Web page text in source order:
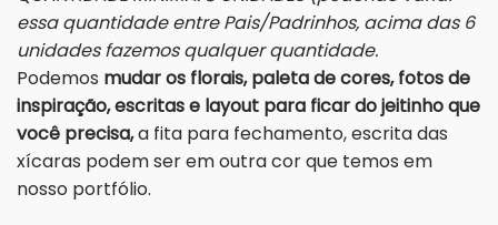
essa quantidade entre Pais/Padrinhos, acima das 6
unidades fazemos qualquer quantidade.
Podemos mudar os florais, paleta de cores, fotos de
inspiração, escritas e layout para ficar do jeitinho que
você precisa,a fita para fechamento, escrita das
xícaras podem ser em outra cor que temos em
nosso portfólio.